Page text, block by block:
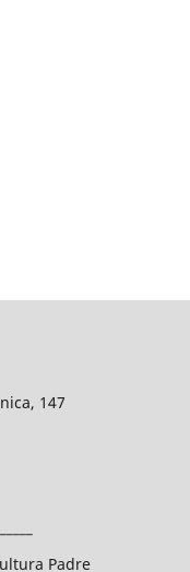
147
Padre